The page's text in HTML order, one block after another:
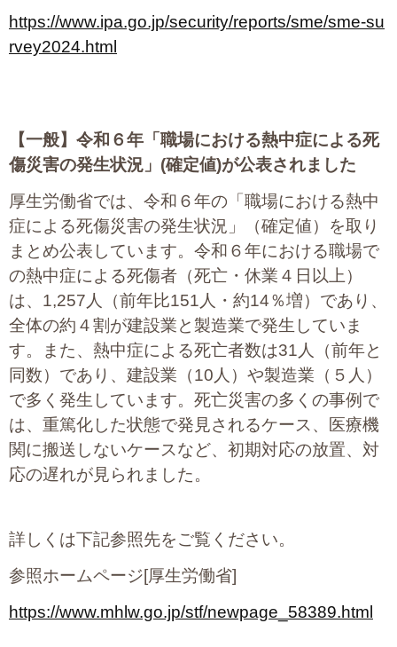
https://www.ipa.go.jp/security/reports/sme/sme-su
rvey2024.html
【一般】 令和６年「職場における熱中症による死
傷災害の発生状況」(確定値)が公表されました
厚生労働省では、令和６年の「職場における熱中
症による死傷災害の発生状況」（確定値）を取り
まとめ公表しています。令和６年における職場で
の熱中症による死傷者（死亡・休業４日以上）
は、1,257人（前年比151人・約14％増）であり、
全体の約４割が建設業と製造業で発生していま
す。また、熱中症による死亡者数は31人（前年と
同数）であり、建設業（10人）や製造業（５人）
で多く発生しています。死亡災害の多くの事例で
は、重篤化した状態で発見されるケース、医療機
関に搬送しないケースなど、初期対応の放置、対
応の遅れが見られました。
詳しくは下記参照先をご覧ください。
参照ホームページ[厚生労働省]
https://www.mhlw.go.jp/stf/newpage_58389.html